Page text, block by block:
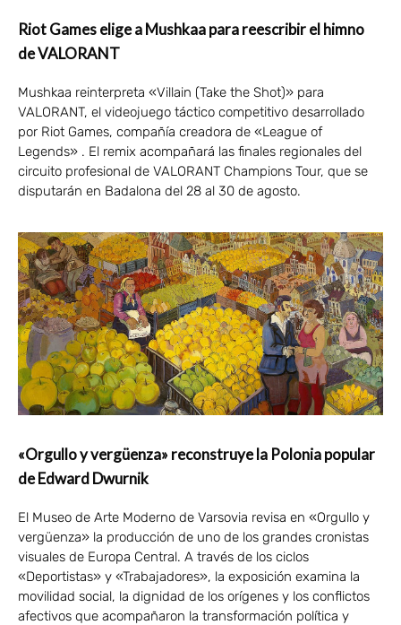
Riot Games elige a Mushkaa para reescribir el himno
de VALORANT
Mushkaa reinterpreta «Villain (Take the Shot)» para
VALORANT, el videojuego táctico competitivo desarrollado
por Riot Games, compañía creadora de «League of
Legends» . El remix acompañará las finales regionales del
circuito profesional de VALORANT Champions Tour, que se
disputarán en Badalona del 28 al 30 de agosto.
«Orgullo y vergüenza» reconstruye la Polonia popular
de Edward Dwurnik
El Museo de Arte Moderno de Varsovia revisa en «Orgullo y
vergüenza» la producción de uno de los grandes cronistas
visuales de Europa Central. A través de los ciclos
«Deportistas» y «Trabajadores», la exposición examina la
movilidad social, la dignidad de los orígenes y los conflictos
afectivos que acompañaron la transformación política y